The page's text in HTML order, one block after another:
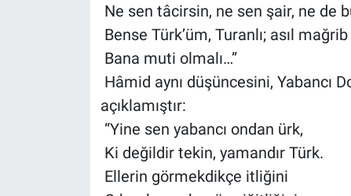
Ne sen tâcirsin, ne sen şair, ne de
Bense Türk’üm, Turanlı; asıl
Bana muti olmalı…”
Hâmid aynı düşüncesini, Yabancı
açıklamıştır:
“Yine sen yabancı ondan ürk,
Ki değildir tekin, yamandır Türk.
Ellerin görmekdikçe itliğini